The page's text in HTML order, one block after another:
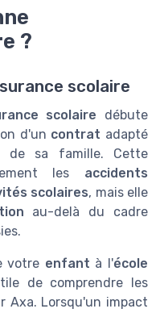
?
scolaire
scolaire débute
d'un contrat adapté
de sa famille. Cette
les accidents
scolaires, mais elle
au-delà du cadre
votre enfant à l'école
de comprendre les
Axa. Lorsqu'un impact